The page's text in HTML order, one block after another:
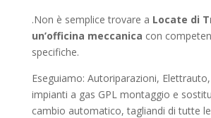
.Non è semplice trovare a Locate di
un’officina meccanica con
specifiche.
Eseguiamo: Autoriparazioni,
impianti a gas GPL montaggio e
cambio automatico, tagliandi di tutte